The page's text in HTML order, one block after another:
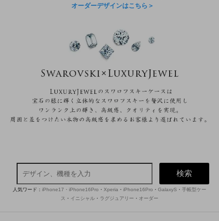
オーダーデザインはこちら＞
検索
人気ワード： iPhone17・iPhone16Pro ・ Xperia ・ iPhone16Pro ・ GalaxyS ・ 手帳型ケー
ス ・ イニシャル ・ ラグジュアリー ・ オーダー